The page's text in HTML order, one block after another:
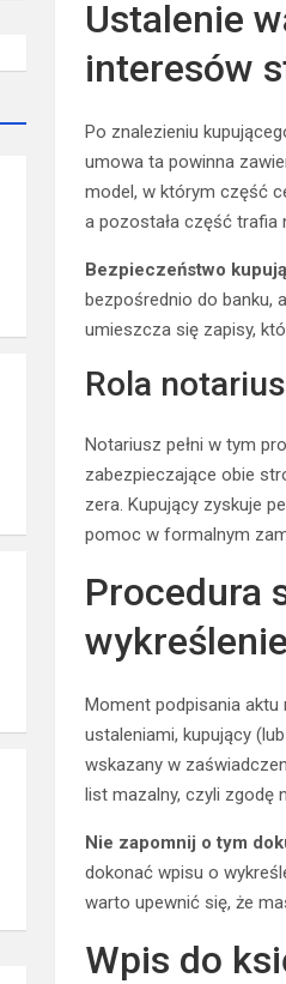
Ustalenie
interesów
Po znalezieniu
umowa ta powinna
model, w którym część
a pozostała część trafia
Bezpieczeństwo
bezpośrednio do banku,
umieszcza się zapisy,
Rola
Notariusz pełni w tym
zabezpieczające obie
zera. Kupujący zyskuje
pomoc w formalnym
Procedura
Moment podpisania
ustaleniami, kupujący
wskazany w
list mazalny, czyli zgodę
Nie zapomnij o tym
dokonać wpisu o
warto upewnić się, że
Wpis do